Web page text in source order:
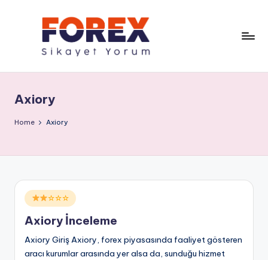
Axiory
Home Axiory
Posted
in
☆☆☆
Axiory İnceleme
Axiory Giriş Axiory, forex piyasasında faaliyet gösteren
aracı kurumlar arasında yer alsa da, sunduğu hizmet